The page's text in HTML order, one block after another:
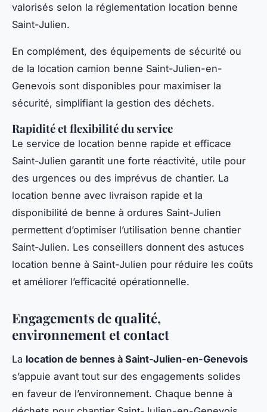
valorisés selon la réglementation location benne
Saint-Julien.
En complément, des équipements de sécurité ou
de la location camion benne Saint-Julien-en-
Genevois sont disponibles pour maximiser la
sécurité, simplifiant la gestion des déchets.
Rapidité et flexibilité du service
Le service de location benne rapide et efficace
Saint-Julien garantit une forte réactivité, utile pour
des urgences ou des imprévus de chantier. La
location benne avec livraison rapide et la
disponibilité de benne à ordures Saint-Julien
permettent d’optimiser l’utilisation benne chantier
Saint-Julien. Les conseillers donnent des astuces
location benne à Saint-Julien pour réduire les coûts
et améliorer l’efficacité opérationnelle.
Engagements de qualité,
environnement et contact
La location de bennes à Saint-Julien-en-Genevois
s’appuie avant tout sur des engagements solides
en faveur de l’environnement. Chaque benne à